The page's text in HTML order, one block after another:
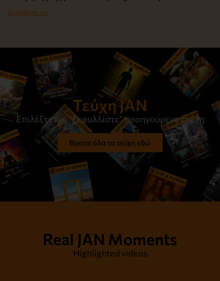
Διαβάστε το
Τεύχη JAN
Επιλέξτε και “ξεφυλλίστε” προηγούμενα τεύχη
Βρείτε όλα τα τεύχη εδώ
Real JAN Moments
Highlighted videos